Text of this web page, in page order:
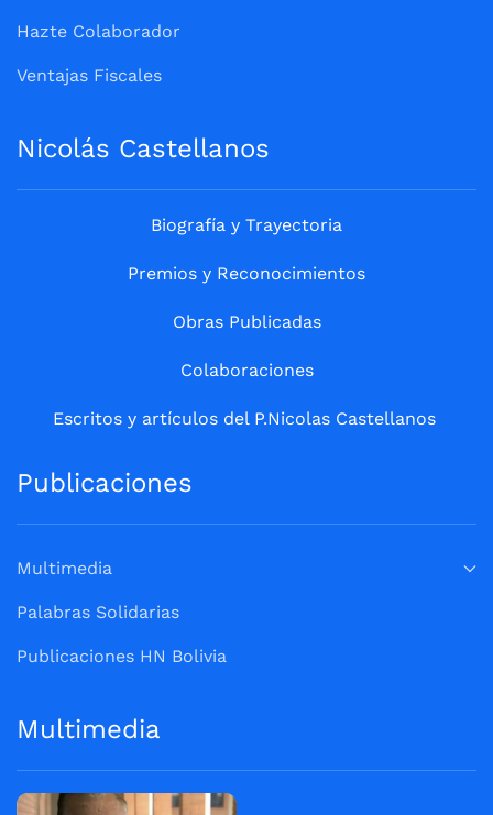
Hazte Colaborador
Ventajas Fiscales
Nicolás Castellanos
Biografía y Trayectoria
Premios y Reconocimientos
Obras Publicadas
Colaboraciones
Escritos y artículos del P.Nicolas Castellanos
Publicaciones
Multimedia
Palabras Solidarias
Publicaciones HN Bolivia
Multimedia